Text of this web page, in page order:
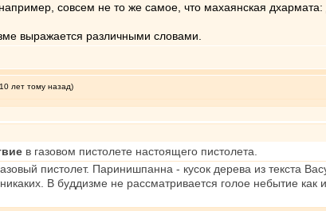
совсем не то же самое, что махаянская
выражается различными словами.
лет тому назад)
в газовом пистолете настоящего пистолета.
пистолет. Паринишпанна - кусок дерева из текста
В буддизме не рассматривается голое небытие